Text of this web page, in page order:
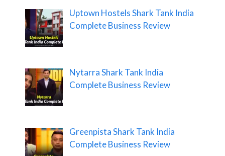
Uptown Hostels Shark Tank India
Complete Business Review
Nytarra Shark Tank India
Complete Business Review
Greenpista Shark Tank India
Complete Business Review